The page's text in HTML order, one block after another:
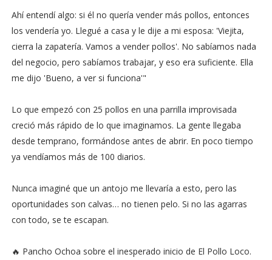
Ahí entendí algo: si él no quería vender más pollos, entonces
los vendería yo. Llegué a casa y le dije a mi esposa: 'Viejita,
cierra la zapatería. Vamos a vender pollos'. No sabíamos nada
del negocio, pero sabíamos trabajar, y eso era suficiente. Ella
me dijo 'Bueno, a ver si funciona'"
Lo que empezó con 25 pollos en una parrilla improvisada
creció más rápido de lo que imaginamos. La gente llegaba
desde temprano, formándose antes de abrir. En poco tiempo
ya vendíamos más de 100 diarios.
Nunca imaginé que un antojo me llevaría a esto, pero las
oportunidades son calvas… no tienen pelo. Si no las agarras
con todo, se te escapan.
🔥 Pancho Ochoa sobre el inesperado inicio de El Pollo Loco.